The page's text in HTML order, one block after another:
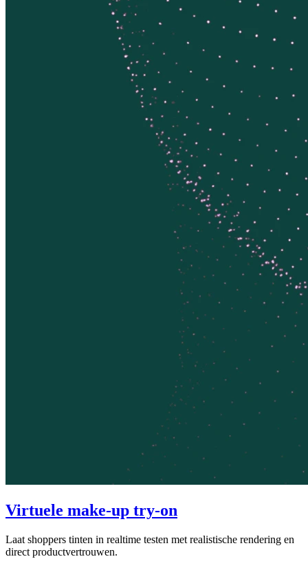
Virtuele make-up try-on
Laat shoppers tinten in realtime testen met realistische rendering en
direct productvertrouwen.